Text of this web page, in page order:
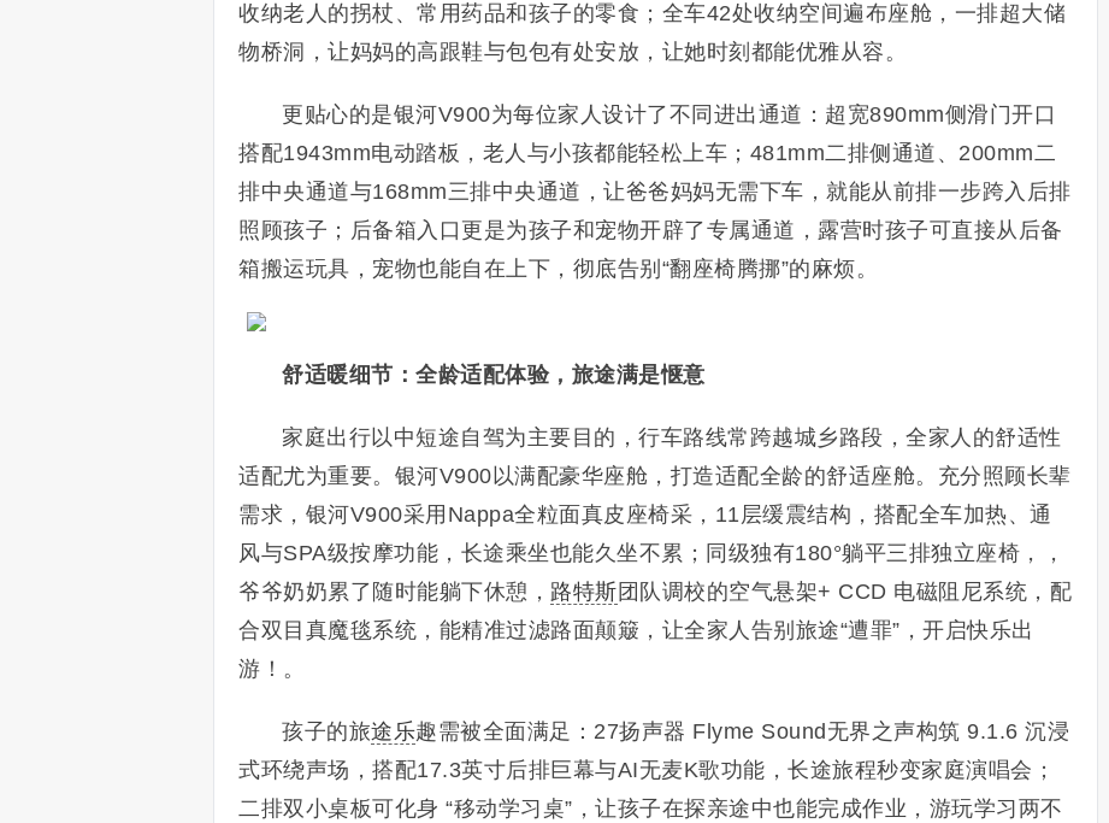
收纳老人的拐杖、常用药品和孩子的零食；全车42处收纳空间遍布座舱，一排超大储
物桥洞，让妈妈的高跟鞋与包包有处安放，让她时刻都能优雅从容。
更贴心的是银河V900为每位家人设计了不同进出通道：超宽890mm侧滑门开口
搭配1943mm电动踏板，老人与小孩都能轻松上车；481mm二排侧通道、200mm二
排中央通道与168mm三排中央通道，让爸爸妈妈无需下车，就能从前排一步跨入后排
照顾孩子；后备箱入口更是为孩子和宠物开辟了专属通道，露营时孩子可直接从后备
箱搬运玩具，宠物也能自在上下，彻底告别“翻座椅腾挪”的麻烦。
舒适暖细节：全龄适配体验，旅途满是惬意
家庭出行以中短途自驾为主要目的，行车路线常跨越城乡路段，全家人的舒适性
适配尤为重要。银河V900以满配豪华座舱，打造适配全龄的舒适座舱。充分照顾长辈
需求，银河V900采用Nappa全粒面真皮座椅采，11层缓震结构，搭配全车加热、通
风与SPA级按摩功能，长途乘坐也能久坐不累；同级独有180°躺平三排独立座椅，，
爷爷奶奶累了随时能躺下休憩， 路特斯 团队调校的空气悬架+ CCD 电磁阻尼系统，配
合双目真魔毯系统，能精准过滤路面颠簸，让全家人告别旅途“遭罪”，开启快乐出
游！。
孩子的旅途乐趣需被全面满足：27扬声器 Flyme Sound无界之声构筑 9.1.6 沉浸
式环绕声场，搭配17.3英寸后排巨幕与AI无麦K歌功能，长途旅程秒变家庭演唱会；
二排双小桌板可化身 “移动学习桌”，让孩子在探亲途中也能完成作业，游玩学习两不